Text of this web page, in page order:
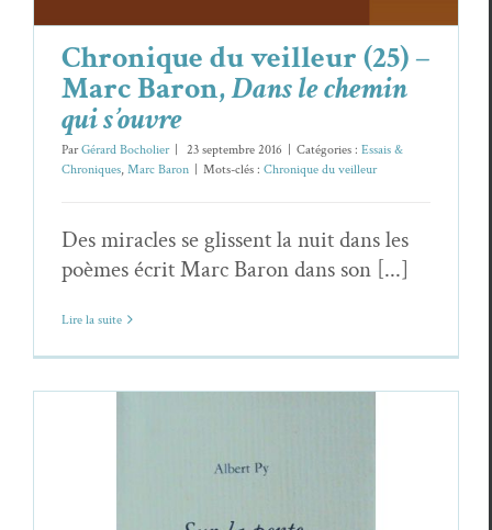
Chronique du veilleur (25) –
Marc Baron,Dans le chemin
qui s’ouvre
ParGérard Bocholier | 23 septembre 2016 | Catégories : Essais &
Chroniques, Marc Baron | Mots-clés : Chronique du veilleur
Des miracles se glissent la nuit dans les
poèmes écrit Marc Baron dans son [...]
Lire la suite